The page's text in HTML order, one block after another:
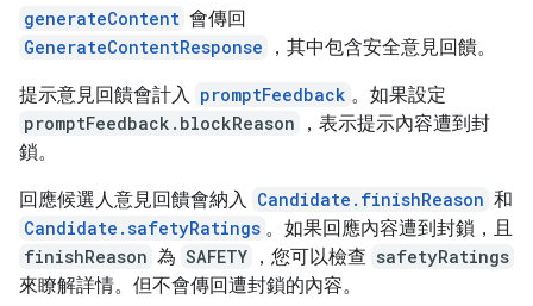
generateContent 會傳回
GenerateContentResponse
，其中包含安全意見回饋。
提示意見回饋會計入 promptFeedback 。如果設定
promptFeedback.blockReason
，表示提示內容遭到封
鎖。
回應候選人意見回饋會納入 Candidate.finishReason 和
Candidate.safetyRatings 。如果回應內容遭到封鎖，且
finishReason 為 SAFETY ，您可以檢查 safetyRatings
來瞭解詳情。但不會傳回遭封鎖的內容。